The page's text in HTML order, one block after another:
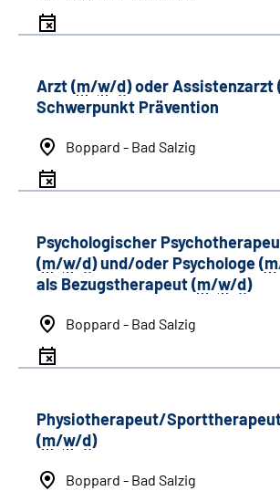
Arzt (m/w/d) oder Assistenzarzt
Schwerpunkt Prävention
Boppard - Bad Salzig
Psychologischer
(m/w/d) und/oder Psychologe (m
als Bezugstherapeut (m/w/d)
Boppard - Bad Salzig
Physiotherapeut/
(m/w/d)
Boppard - Bad Salzig